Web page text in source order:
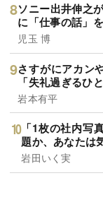
ソニー出井伸之
に「仕事の話」
児玉 博
さすがにアカン
「失礼過ぎるひ
岩本有平
「1枚の社内写
題か、あなたは
岩田いく実